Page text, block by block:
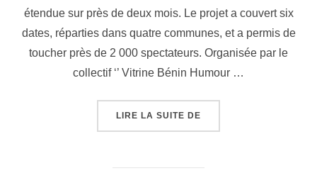
étendue sur près de deux mois. Le projet a couvert six
dates, réparties dans quatre communes, et a permis de
toucher près de 2 000 spectateurs. Organisée par le
collectif ‘’ Vitrine Bénin Humour …
LIRE LA SUITE DE